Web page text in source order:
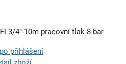
3/4"-10m pracovní tlak 8 bar
přihlášení